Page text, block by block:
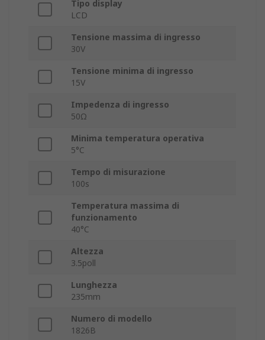
Tipo display
LCD
Tensione massima di ingresso
30V
Tensione minima di ingresso
15V
Impedenza di ingresso
50Ω
Minima temperatura operativa
5°C
Tempo di misurazione
100s
Temperatura massima di
funzionamento
40°C
Altezza
3.5poll
Lunghezza
235mm
Numero di modello
1826B